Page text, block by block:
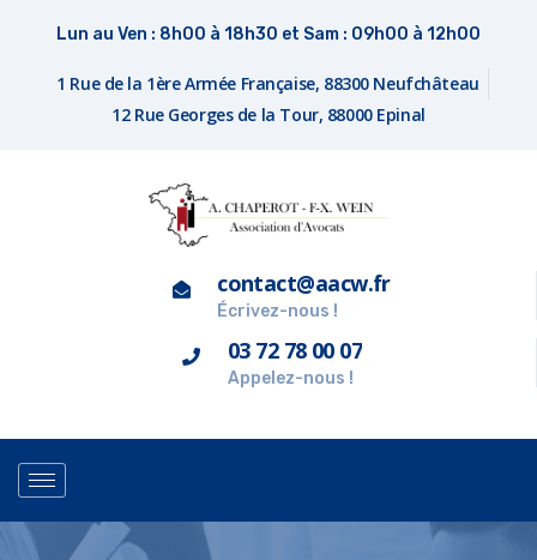
Lun au Ven : 8h00 à 18h30 et Sam : 09h00 à 12h00
1 Rue de la 1ère Armée Française, 88300 Neufchâteau
12 Rue Georges de la Tour, 88000 Epinal
contact@aacw.fr
Écrivez-nous !
03 72 78 00 07
Appelez-nous !